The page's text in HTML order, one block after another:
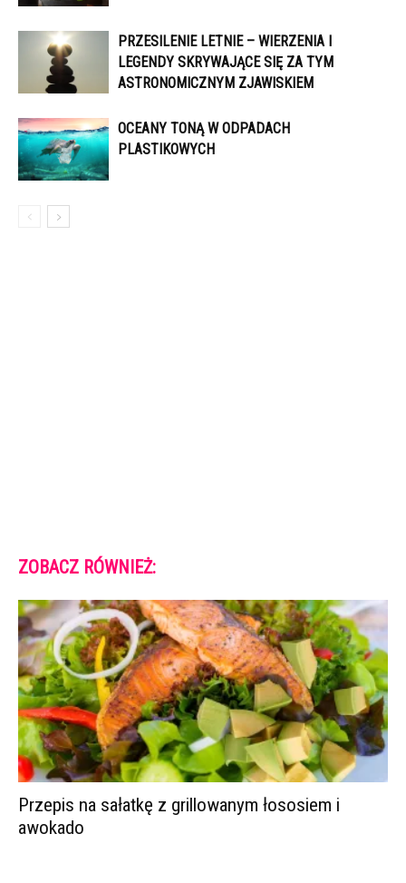
PRZESILENIE LETNIE – WIERZENIA I
LEGENDY SKRYWAJĄCE SIĘ ZA TYM
ASTRONOMICZNYM ZJAWISKIEM
OCEANY TONĄ W ODPADACH
PLASTIKOWYCH
ZOBACZ RÓWNIEŻ:
Przepis na sałatkę z grillowanym łososiem i
awokado